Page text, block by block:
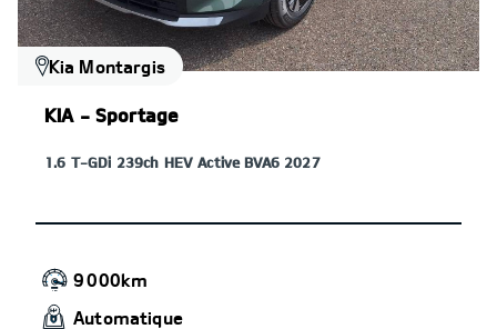
Kia Montargis
KIA - Sportage
1.6 T-GDi 239ch HEV Active BVA6 2027
9 000km
Automatique